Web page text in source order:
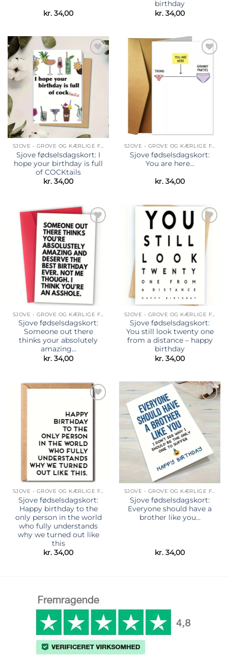
kr. 34,00
birthday
kr. 34,00
Tilføj til
ønskeliste
SJOVE - GROVE OG KÆRLIGE FØDSELSDAGSKORT
Sjove fødselsdagskort: I
hope your birthday is full
of COCKtails
kr. 34,00
ønskeliste
SJOVE - GROVE OG KÆRLIGE FØDSELSDAGSKORT
Sjove fødselsdagskort:
You are here…
kr. 34,00
Tilføj til
ønskeliste
SJOVE - GROVE OG KÆRLIGE FØDSELSDAGSKORT
Sjove fødselsdagskort:
Someone out there
thinks your absolutely
amazing…
kr. 34,00
Tilføj til
ønskeliste
SJOVE - GROVE OG KÆRLIGE FØDSELSDAGSKORT
Sjove fødselsdagskort:
You still look twenty one
from a distance – happy
birthday
kr. 34,00
ønskeliste
SJOVE - GROVE OG KÆRLIGE FØDSELSDAGSKORT
Sjove fødselsdagskort:
Happy birthday to the
only person in the world
who fully understands
why we turned out like
this
kr. 34,00
Tilføj til
ønskeliste
SJOVE - GROVE OG KÆRLIGE FØDSELSDAGSKORT
Sjove fødselsdagskort:
Everyone should have a
brother like you…
kr. 34,00